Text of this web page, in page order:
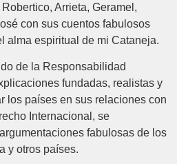
Arrieta, Geramel,
con sus cuentos fabulosos
alma espiritual de mi Cataneja.
de la Responsabilidad
fundadas, realistas y
los países en sus relaciones con
Internacional, se
fabulosas de los
y otros países.